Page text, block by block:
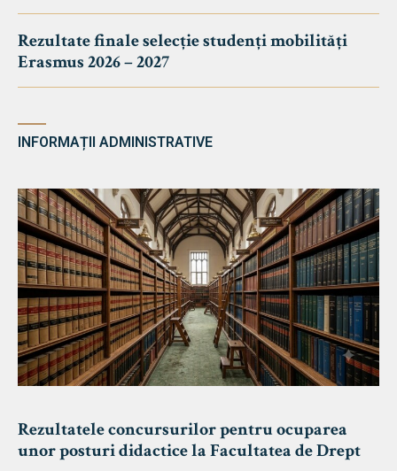
Rezultate finale selecție studenți mobilități
Erasmus 2026 – 2027
INFORMAȚII ADMINISTRATIVE
Rezultatele concursurilor pentru ocuparea
unor posturi didactice la Facultatea de Drept